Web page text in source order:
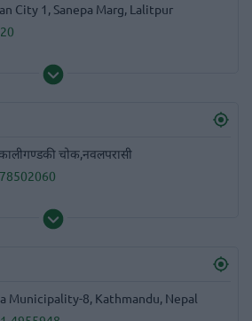
City 1, Sanepa Marg, Lalitpur
चोक,नवलपरासी
Municipality-8, Kathmandu, Nepal